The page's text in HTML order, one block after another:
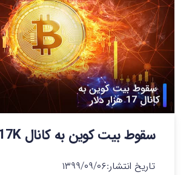
سقوط بیت کوین به کانال 17K
تاریخ انتشار:۱۳۹۹/۰۹/۰۶